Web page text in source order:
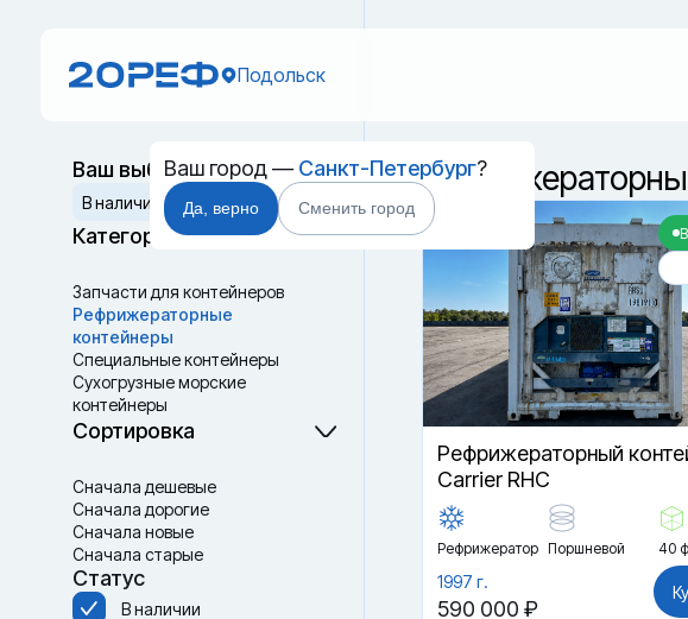
Подольск
Ваш город — Санкт-Петербург?
Да, верно Сменить город
Ваш выбор
Сбросить
В наличии
В пути
Категории
Запчасти для контейнеров
Рефрижераторные
контейнеры
Специальные контейнеры
Cухогрузные морские
контейнеры
Танк-контейнеры
Сортировка
Сначала дешевые
Сначала дорогие
Сначала новые
Сначала старые
Статус
В наличии
Рефрижераторный
Carrier RHC
Рефрижератор Поршневой 40
1997 г.
590 000 ₽